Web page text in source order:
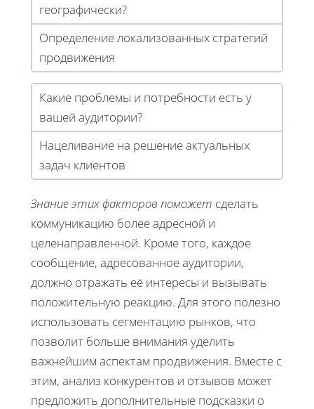
географически?
Определение локализованных стратегий
продвижения
Какие проблемы и потребности есть у
вашей аудитории?
Нацеливание на решение актуальных
задач клиентов
Знание этих факторов поможет сделать
коммуникацию более адресной и
целенаправленной. Кроме того, каждое
сообщение, адресованное аудитории,
должно отражать её интересы и вызывать
положительную реакцию. Для этого полезно
использовать сегментацию рынков, что
позволит больше внимания уделить
важнейшим аспектам продвижения. Вместе с
этим, анализ конкурентов и отзывов может
предложить дополнительные подсказки о